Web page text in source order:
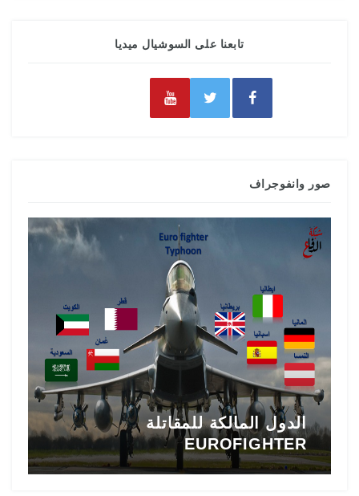
تابعنا على السوشيال ميديا
صور وانفوجراف
الدول المالكة للمقاتلة
EUROFIGHTER